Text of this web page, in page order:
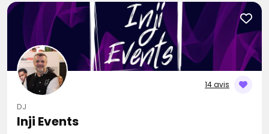
14 avis
DJ
Inji Events